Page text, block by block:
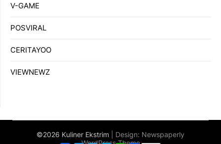
V-GAME
POSVIRAL
CERITAYOO
VIEWNEWZ
©2026 Kuliner Ekstrim | Design: Newspaperly